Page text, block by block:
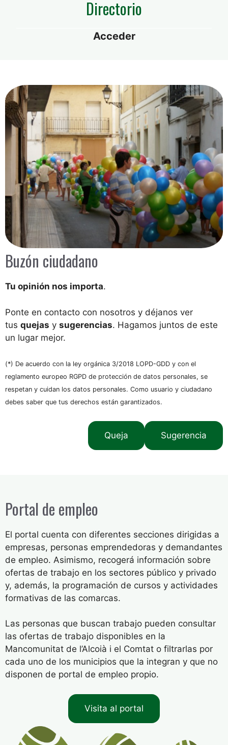
Directorio
Acceder
Buzón ciudadano
Tu opinión nos importa.
Ponte en contacto con nosotros y déjanos ver
tus quejas y sugerencias. Hagamos juntos de este
un lugar mejor.
(*) De acuerdo con la ley orgánica 3/2018 LOPD-GDD y con el
reglamento europeo RGPD de protección de datos personales, se
respetan y cuidan los datos personales. Como usuario y ciudadano
debes saber que tus derechos están garantizados.
Queja Sugerencia
Portal de empleo
El portal cuenta con diferentes secciones dirigidas a
empresas, personas emprendedoras y demandantes
de empleo. Asimismo, recogerá información sobre
ofertas de trabajo en los sectores público y privado
y, además, la programación de cursos y actividades
formativas de las comarcas.
Las personas que buscan trabajo pueden consultar
las ofertas de trabajo disponibles en la
Mancomunitat de l’Alcoià i el Comtat o filtrarlas por
cada uno de los municipios que la integran y que no
disponen de portal de empleo propio.
Visita al portal